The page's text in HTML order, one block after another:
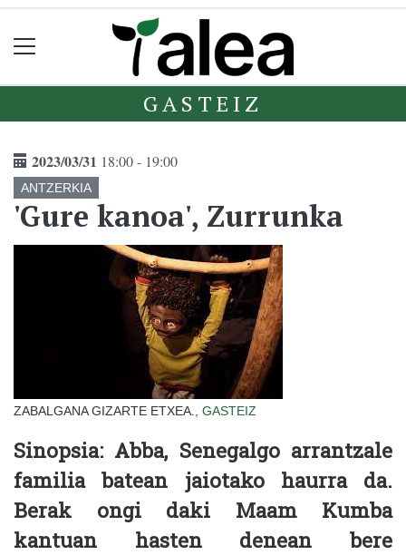
GASTEIZ
2023/03/31 18:00 - 19:00
ANTZERKIA
'Gure kanoa', Zurrunka
ZABALGANA GIZARTE ETXEA., GASTEIZ
Sinopsia: Abba, Senegalgo arrantzale
familia batean jaiotako haurra da.
Berak ongi daki Maam Kumba
kantuan hasten denean bere